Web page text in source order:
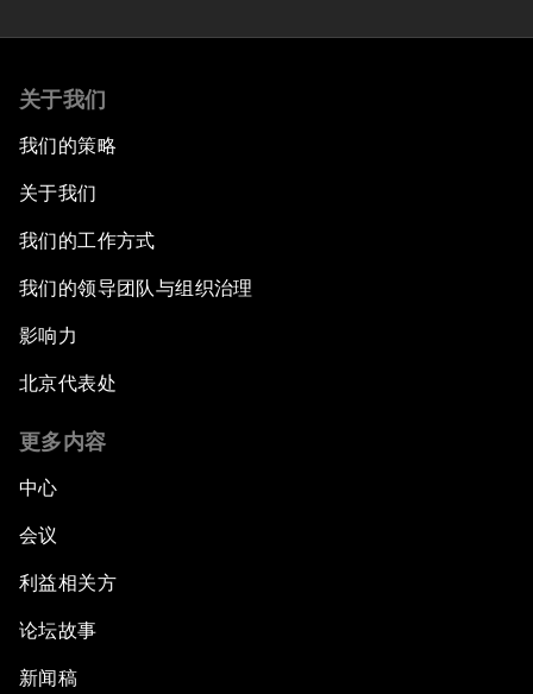
关于我们
我们的策略
关于我们
我们的工作方式
我们的领导团队与组织治理
影响力
北京代表处
更多内容
中心
会议
利益相关方
论坛故事
新闻稿